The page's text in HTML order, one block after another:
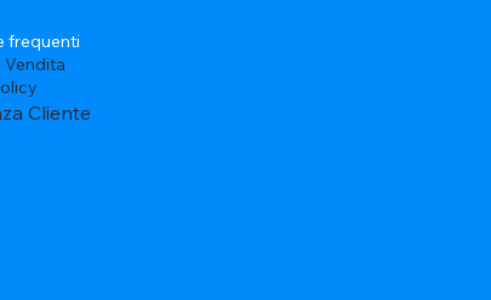
frequenti
Vendita
Cliente